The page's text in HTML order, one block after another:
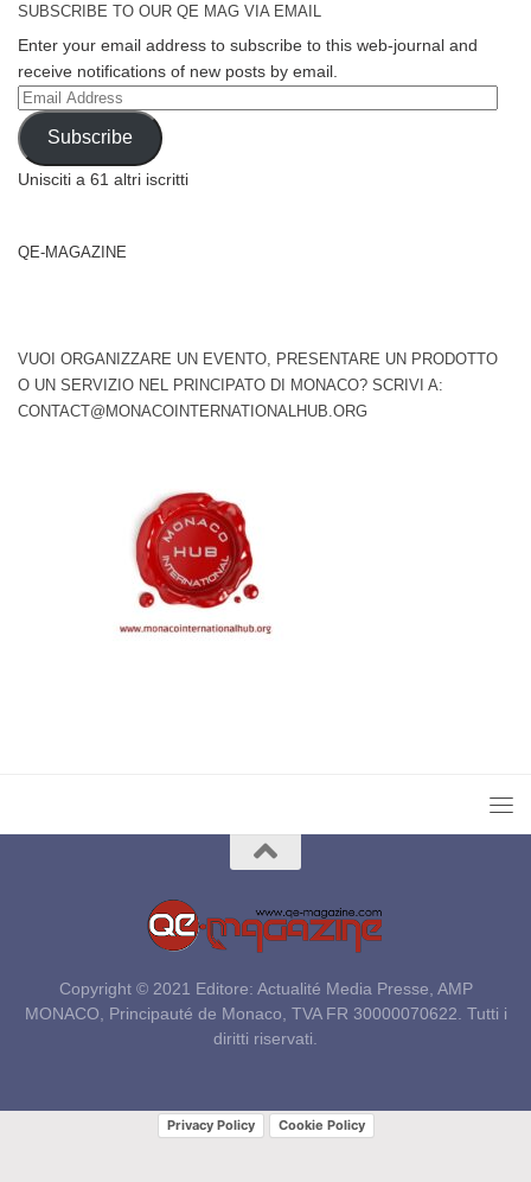
SUBSCRIBE TO OUR QE MAG VIA EMAIL
Enter your email address to subscribe to this web-journal and
receive notifications of new posts by email.
Email
Address
Subscribe
Unisciti a 61 altri iscritti
QE-MAGAZINE
VUOI ORGANIZZARE UN EVENTO, PRESENTARE UN PRODOTTO
O UN SERVIZIO NEL PRINCIPATO DI MONACO? SCRIVI A:
CONTACT@MONACOINTERNATIONALHUB.ORG
Copyright © 2021 Editore: Actualité Media Presse, AMP
MONACO, Principauté de Monaco, TVA FR 30000070622. Tutti i
diritti riservati.
Privacy Policy Cookie Policy